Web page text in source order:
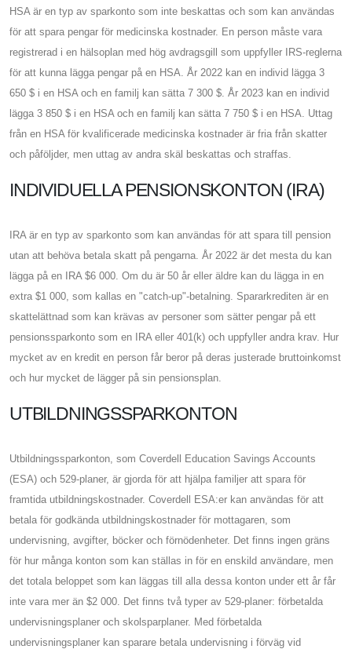
HSA är en typ av sparkonto som inte beskattas och som kan användas
för att spara pengar för medicinska kostnader. En person måste vara
registrerad i en hälsoplan med hög avdragsgill som uppfyller IRS-reglerna
för att kunna lägga pengar på en HSA. År 2022 kan en individ lägga 3
650 $ i en HSA och en familj kan sätta 7 300 $. År 2023 kan en individ
lägga 3 850 $ i en HSA och en familj kan sätta 7 750 $ i en HSA. Uttag
från en HSA för kvalificerade medicinska kostnader är fria från skatter
och påföljder, men uttag av andra skäl beskattas och straffas.
INDIVIDUELLA PENSIONSKONTON (IRA)
IRA är en typ av sparkonto som kan användas för att spara till pension
utan att behöva betala skatt på pengarna. År 2022 är det mesta du kan
lägga på en IRA $6 000. Om du är 50 år eller äldre kan du lägga in en
extra $1 000, som kallas en "catch-up"-betalning. Spararkrediten är en
skattelättnad som kan krävas av personer som sätter pengar på ett
pensionssparkonto som en IRA eller 401(k) och uppfyller andra krav. Hur
mycket av en kredit en person får beror på deras justerade bruttoinkomst
och hur mycket de lägger på sin pensionsplan.
UTBILDNINGSSPARKONTON
Utbildningssparkonton, som Coverdell Education Savings Accounts
(ESA) och 529-planer, är gjorda för att hjälpa familjer att spara för
framtida utbildningskostnader. Coverdell ESA:er kan användas för att
betala för godkända utbildningskostnader för mottagaren, som
undervisning, avgifter, böcker och förnödenheter. Det finns ingen gräns
för hur många konton som kan ställas in för en enskild användare, men
det totala beloppet som kan läggas till alla dessa konton under ett år får
inte vara mer än $2 000. Det finns två typer av 529-planer: förbetalda
undervisningsplaner och skolsparplaner. Med förbetalda
undervisningsplaner kan sparare betala undervisning i förväg vid